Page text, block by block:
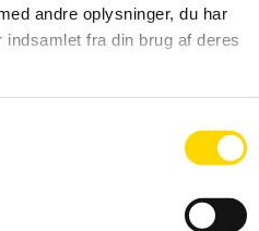
andre oplysninger, du har
fra din brug af deres